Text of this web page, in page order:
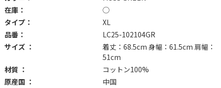
在庫：
◯
タイプ：
XL
品番：
LC25-102104GR
サイズ ：
着丈：68.5cm 身幅：61.5cm 肩幅：
51cm
材質 ：
コットン100%
原産国 ：
中国